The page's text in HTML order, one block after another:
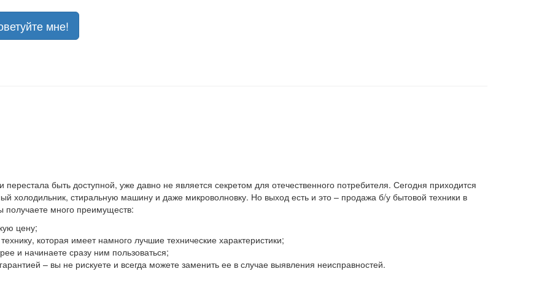
мне!
быть доступной, уже давно не является секретом для отечественного потребителя. Сегодня приходится
холодильник, стиральную машину и даже микроволновку. Но выход есть и это – продажа б/у бытовой техники в
получаете много преимуществ:
цену;
которая имеет намного лучшие технические характеристики;
и начинаете сразу ним пользоваться;
– вы не рискуете и всегда можете заменить ее в случае выявления неисправностей.